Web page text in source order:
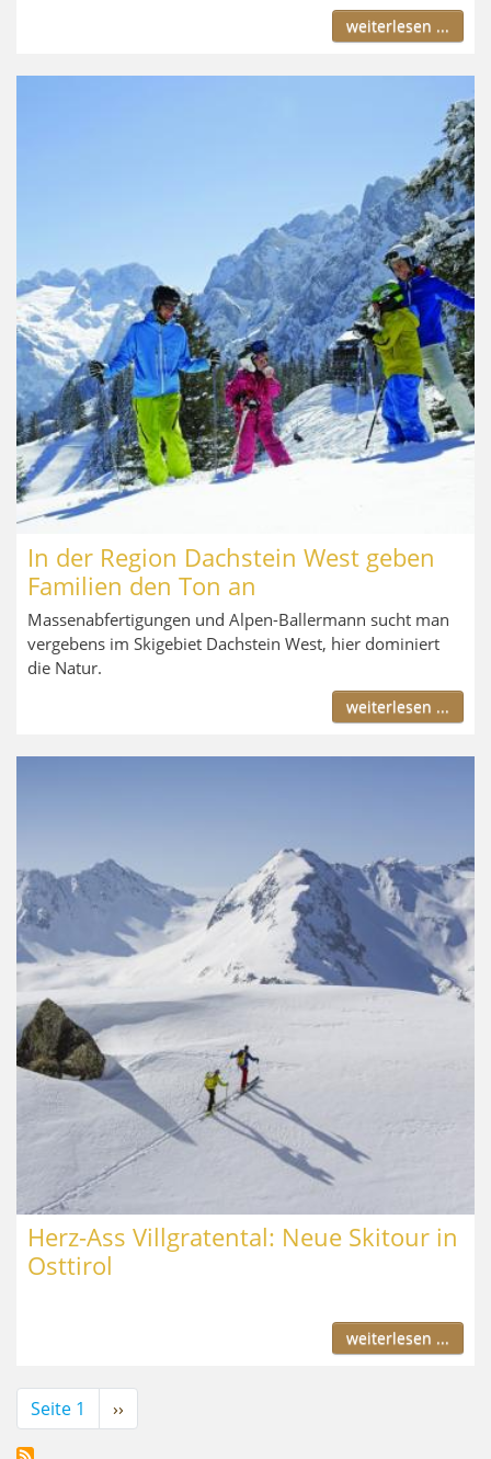
weiterlesen ...
In der Region Dachstein West geben
Familien den Ton an
Massenabfertigungen und Alpen-Ballermann sucht man
vergebens im Skigebiet Dachstein West, hier dominiert
die Natur.
weiterlesen ...
Herz-Ass Villgratental: Neue Skitour in
Osttirol
weiterlesen ...
Seitennummerierung
Seite 1
Nächste
Seite
››